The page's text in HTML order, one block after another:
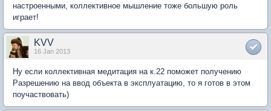
настроенными, коллективное мышление тоже большую роль
играет!
KVV
16 Jan 2013
Ну если коллективная медитация на к.22 поможет получению
Разрешению на ввод объекта в эксплуатацию, то я готов в этом
поучаствовать)